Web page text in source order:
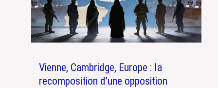
Vienne, Cambridge, Europe : la
recomposition d’une opposition